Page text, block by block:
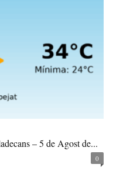
– 5 de Agost de...
0